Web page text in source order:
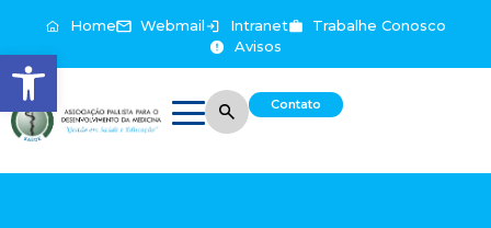
Abrir a barra de ferramentas
Home Webmail Intranet
Trabalhe Conosco
Avisos
Contato